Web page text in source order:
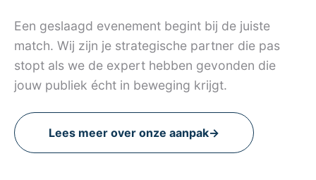
Een geslaagd evenement begint bij de juiste
match. Wij zijn je strategische partner die pas
stopt als we de expert hebben gevonden die
jouw publiek écht in beweging krijgt.
Lees meer over onze aanpak→